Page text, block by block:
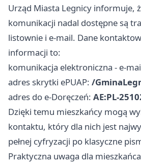
Urząd Miasta Legnicy informuje,
komunikacji nadal dostępne są
listownie i e-mail. Dane
informacji to:
komunikacja elektroniczna - e-
adres skrytki ePUAP: /
adres do e-Doręczeń: AE:PL-
Dzięki temu mieszkańcy mogą
kontaktu, który dla nich jest
pełnej cyfryzacji po klasyczne
Praktyczna uwaga dla